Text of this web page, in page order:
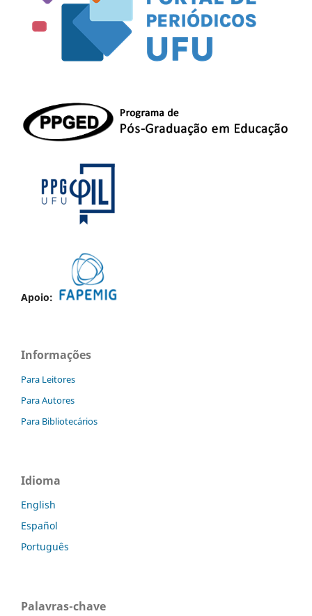
Apoio:
Informações
Para Leitores
Para Autores
Para Bibliotecários
Idioma
English
Español
Português
Palavras-chave